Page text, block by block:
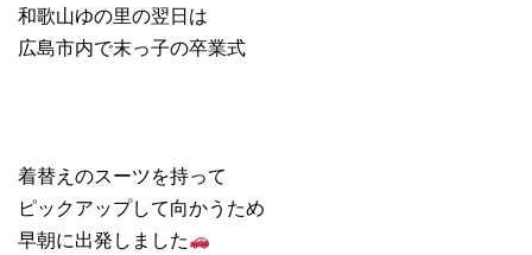
和歌山ゆの里の翌日は
広島市内で末っ子の卒業式
着替えのスーツを持って
ピックアップして向かうため
早朝に出発しました